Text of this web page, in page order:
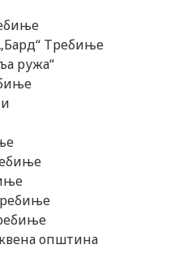
Требиње
ружа“
општина